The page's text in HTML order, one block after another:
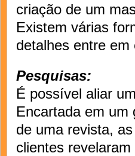
criação de um
Existem várias
detalhes entre em
Pesquisas:
É possível aliar
Encartada em um
de uma revista,
clientes